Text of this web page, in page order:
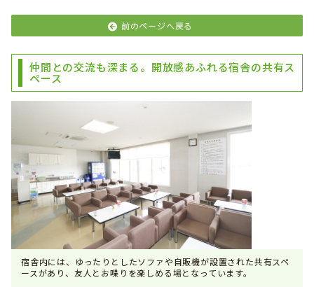
前のページへ戻る
仲間との交流も深まる。開放感あふれる宿舎の共有ス
ペース
宿舎内には、ゆったりとしたソファや自販機が設置された共有スペ
ースがあり、友人とお喋りを楽しめる場となっています。